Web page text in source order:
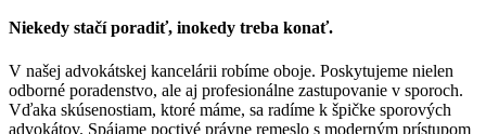
Niekedy stačí poradiť, inokedy treba konať.
V našej advokátskej kancelárii robíme oboje. Poskytujeme nielen
odborné poradenstvo, ale aj profesionálne zastupovanie v sporoch.
Vďaka skúsenostiam, ktoré máme, sa radíme k špičke sporových
advokátov. Spájame poctivé právne remeslo s moderným prístupom